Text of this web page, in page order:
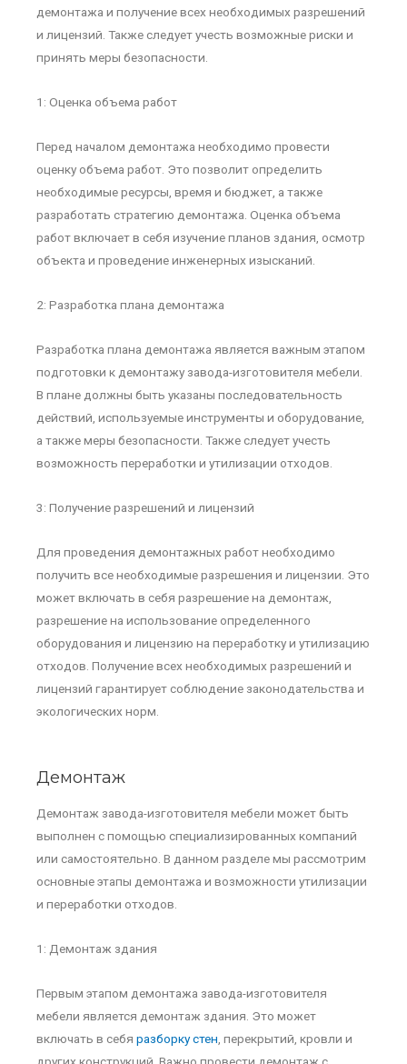
демонтажа и получение всех необходимых разрешений
и лицензий. Также следует учесть возможные риски и
принять меры безопасности.
1: Оценка объема работ
Перед началом демонтажа необходимо провести
оценку объема работ. Это позволит определить
необходимые ресурсы, время и бюджет, а также
разработать стратегию демонтажа. Оценка объема
работ включает в себя изучение планов здания, осмотр
объекта и проведение инженерных изысканий.
2: Разработка плана демонтажа
Разработка плана демонтажа является важным этапом
подготовки к демонтажу завода-изготовителя мебели.
В плане должны быть указаны последовательность
действий, используемые инструменты и оборудование,
а также меры безопасности. Также следует учесть
возможность переработки и утилизации отходов.
3: Получение разрешений и лицензий
Для проведения демонтажных работ необходимо
получить все необходимые разрешения и лицензии. Это
может включать в себя разрешение на демонтаж,
разрешение на использование определенного
оборудования и лицензию на переработку и утилизацию
отходов. Получение всех необходимых разрешений и
лицензий гарантирует соблюдение законодательства и
экологических норм.
Демонтаж
Демонтаж завода-изготовителя мебели может быть
выполнен с помощью специализированных компаний
или самостоятельно. В данном разделе мы рассмотрим
основные этапы демонтажа и возможности утилизации
и переработки отходов.
1: Демонтаж здания
Первым этапом демонтажа завода-изготовителя
мебели является демонтаж здания. Это может
включать в себя разборку стен , перекрытий, кровли и
других конструкций. Важно провести демонтаж с